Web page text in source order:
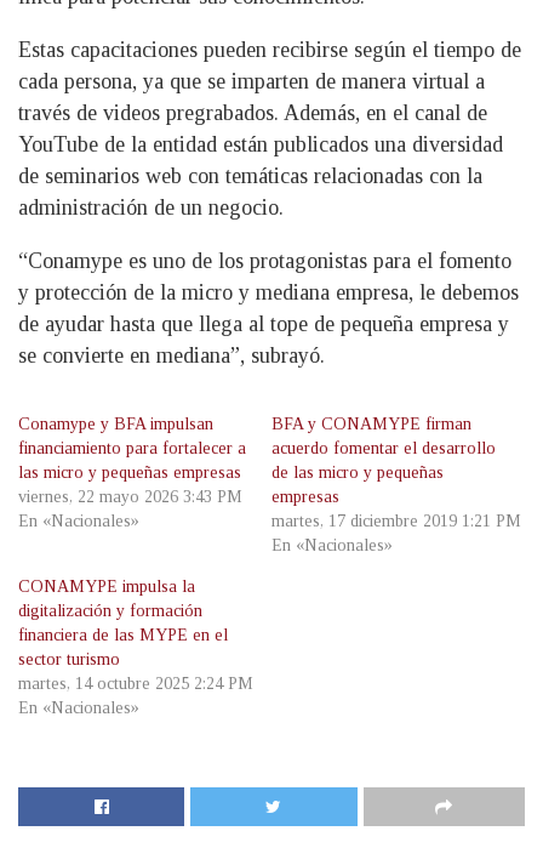
Estas capacitaciones pueden recibirse según el tiempo de
cada persona, ya que se imparten de manera virtual a
través de videos pregrabados. Además, en el canal de
YouTube de la entidad están publicados una diversidad
de seminarios web con temáticas relacionadas con la
administración de un negocio.
“Conamype es uno de los protagonistas para el fomento
y protección de la micro y mediana empresa, le debemos
de ayudar hasta que llega al tope de pequeña empresa y
se convierte en mediana”, subrayó.
Conamype y BFA impulsan
financiamiento para fortalecer a
las micro y pequeñas empresas
viernes, 22 mayo 2026 3:43 PM
En «Nacionales»
BFA y CONAMYPE firman
acuerdo fomentar el desarrollo
de las micro y pequeñas
empresas
martes, 17 diciembre 2019 1:21 PM
En «Nacionales»
CONAMYPE impulsa la
digitalización y formación
financiera de las MYPE en el
sector turismo
martes, 14 octubre 2025 2:24 PM
En «Nacionales»